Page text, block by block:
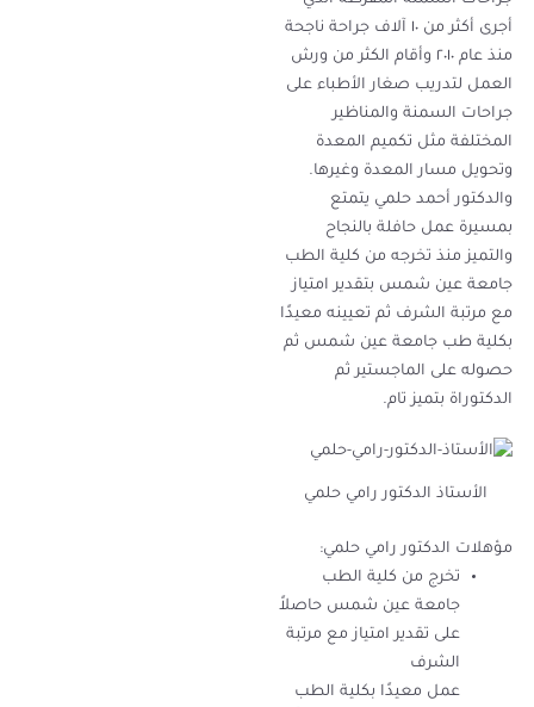
أجرى أكثر من ١٠ آلاف جراحة ناجحة
منذ عام ٢٠١٠ وأقام الكثر من ورش
العمل لتدريب صغار الأطباء على
جراحات السمنة والمناظير
المختلفة مثل تكميم المعدة
وتحويل مسار المعدة وغيرها.
والدكتور أحمد حلمي يتمتع
بمسيرة عمل حافلة بالنجاح
والتميز منذ تخرجه من كلية الطب
جامعة عين شمس بتقدير امتياز
مع مرتبة الشرف ثم تعيينه معيدًا
بكلية طب جامعة عين شمس ثم
حصوله على الماجستير ثم
الدكتوراة بتميز تام.
الأستاذ الدكتور رامي حلمي
مؤهلات الدكتور رامي حلمي:
تخرج من كلية الطب
جامعة عين شمس حاصلاً
على تقدير امتياز مع مرتبة
الشرف
عمل معيدًا بكلية الطب